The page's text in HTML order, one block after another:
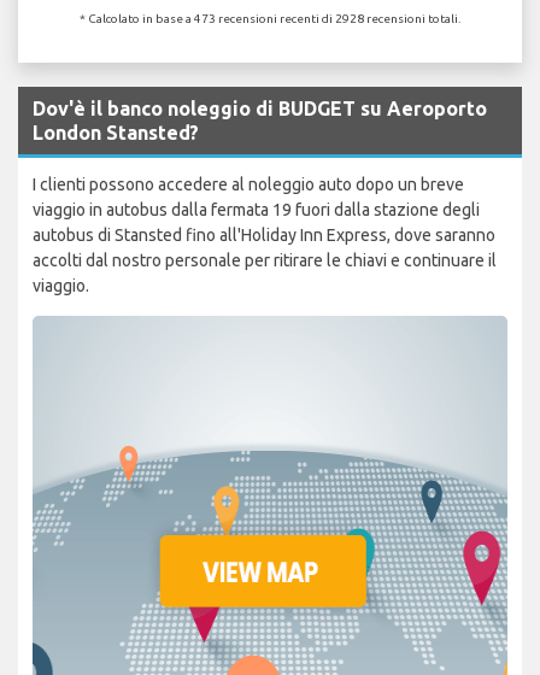
* Calcolato in base a 473 recensioni recenti di 2928 recensioni totali.
Dov'è il banco noleggio di BUDGET su Aeroporto
London Stansted?
I clienti possono accedere al noleggio auto dopo un breve
viaggio in autobus dalla fermata 19 fuori dalla stazione degli
autobus di Stansted fino all'Holiday Inn Express, dove saranno
accolti dal nostro personale per ritirare le chiavi e continuare il
viaggio.